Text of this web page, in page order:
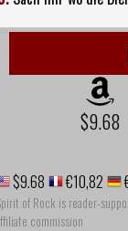
$9.68
$9.68 €10,82
of Rock is reader-
commission